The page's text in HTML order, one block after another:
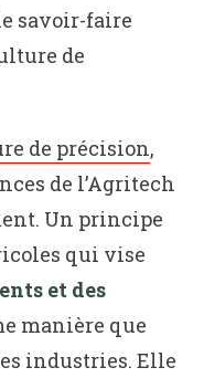
savoir-faire
de
de précision,
de l’Agritech
Un principe
qui vise
et des
manière que
industries. Elle